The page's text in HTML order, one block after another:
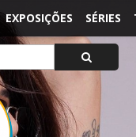
EXPOSIÇÕES SÉRIES